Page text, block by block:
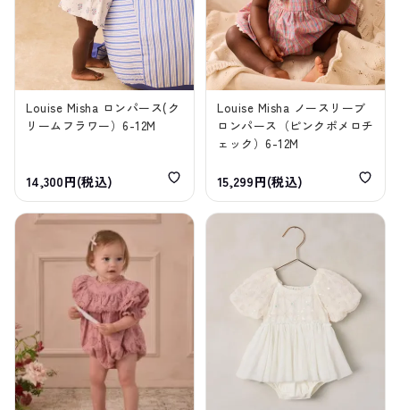
Louise Misha ロンパース(ク
リームフラワー）6-12M
14,300円(税込)
Louise Misha ノースリーブ
ロンパース（ピンクポメロチ
ェック）6-12M
15,299円(税込)